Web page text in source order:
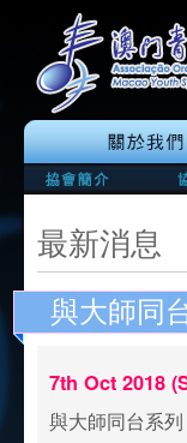
最新消息
與大師同
7th Oct 2018
與大師同台系